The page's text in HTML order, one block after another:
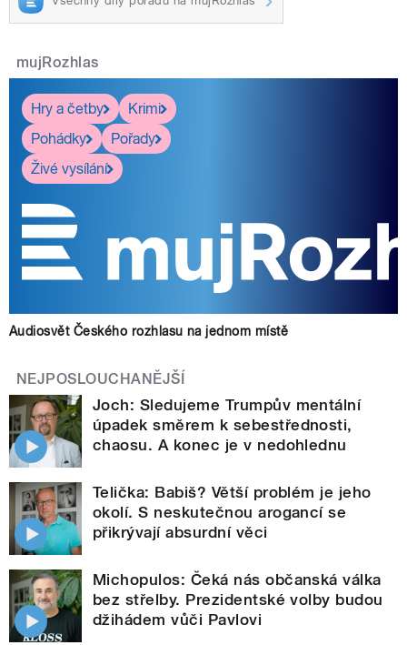
pause
mujRozhlas
Hry a četby
Krimi
Pohádky
Pořady
Živé vysílání
Audiosvět Českého rozhlasu na jednom místě
NEJPOSLOUCHANĚJŠÍ
Joch: Sledujeme Trumpův mentální
úpadek směrem k sebestřednosti,
chaosu. A konec je v nedohlednu
Telička: Babiš? Větší problém je jeho
okolí. S neskutečnou arogancí se
přikrývají absurdní věci
Michopulos: Čeká nás občanská válka
bez střelby. Prezidentské volby budou
džihádem vůči Pavlovi